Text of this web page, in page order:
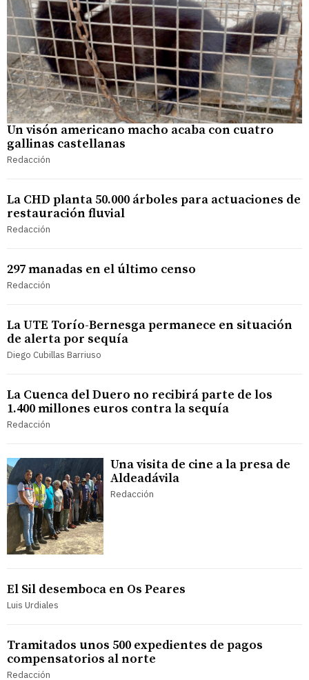
Un visón americano macho acaba con cuatro
gallinas castellanas
Redacción
La CHD planta 50.000 árboles para actuaciones de
restauración fluvial
Redacción
297 manadas en el último censo
Redacción
La UTE Torío-Bernesga permanece en situación
de alerta por sequía
Diego Cubillas Barriuso
La Cuenca del Duero no recibirá parte de los
1.400 millones euros contra la sequía
Redacción
Una visita de cine a la presa de
Aldeadávila
Redacción
El Sil desemboca en Os Peares
Luis Urdiales
Tramitados unos 500 expedientes de pagos
compensatorios al norte
Redacción